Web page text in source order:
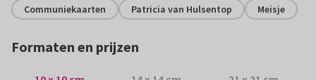
Communiekaarten Patricia van Hulsentop Meisje
Formaten en prijzen